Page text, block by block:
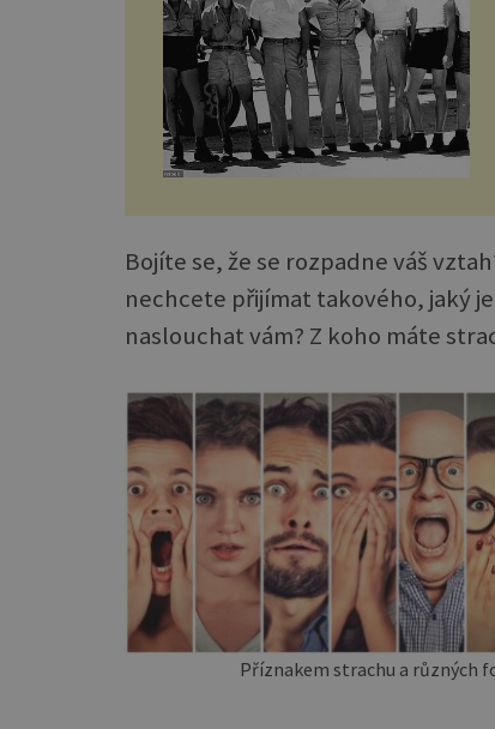
Bojíte se, že se rozpadne váš
nechcete přijímat takového, jaký
naslouchat vám? Z koho máte
Příznakem strachu a různých